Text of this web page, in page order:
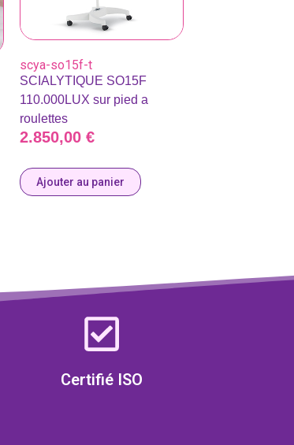
scya-so15f-t
SCIALYTIQUE SO15F
110.000LUX sur pied a
roulettes
2.850,00 €
Ajouter au panier
Certifié ISO